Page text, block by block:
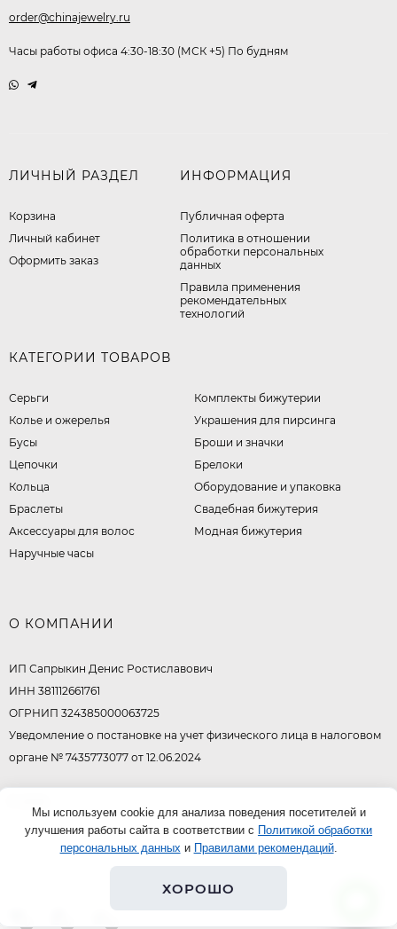
order@chinajewelry.ru
Часы работы офиса 4:30-18:30 (МСК +5) По будням
ЛИЧНЫЙ РАЗДЕЛ
Корзина
Личный кабинет
Оформить заказ
ИНФОРМАЦИЯ
Публичная оферта
​Политика в отношении
обработки персональных
данных
Правила применения
рекомендательных
технологий
КАТЕГОРИИ ТОВАРОВ
Серьги
Колье и ожерелья
Бусы
Цепочки
Кольца
Браслеты
Аксессуары для волос
Наручные часы
Комплекты бижутерии
Украшения для пирсинга
Броши и значки
Брелоки
Оборудование и упаковка
Свадебная бижутерия
Модная бижутерия
О КОМПАНИИ
ИП Сапрыкин Денис Ростиславович
ИНН 381112661761
ОГРНИП 324385000063725
Уведомление о постановке на учет физического лица в налоговом
органе № 7435773077 от 12.06.2024
Мы используем cookie для анализа поведения посетителей и
улучшения работы сайта в соответствии с Политикой обработки
персональных данных и Правилами рекомендаций.
ХОРОШО